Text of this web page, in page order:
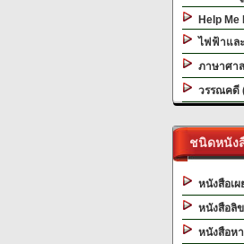
Help Me
ไฟฟ้าแล
ภาษาศา
วรรณคดี
ชนิดหนัง
หนังสือเ
หนังสือลิ
หนังสือห